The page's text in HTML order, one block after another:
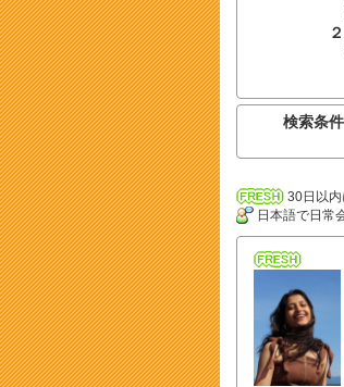
検索条
30日以
日本語で日常